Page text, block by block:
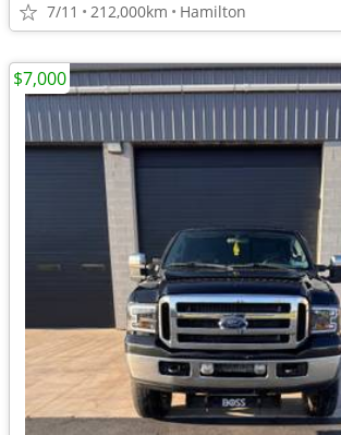
7/11 212,000km Hamilton
$7,000